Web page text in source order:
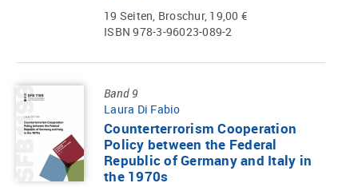
19 Seiten, Broschur, 19,00 €
ISBN 978-3-96023-089-2
Band 9
Laura Di Fabio
Counterterrorism Cooperation
Policy between the Federal
Republic of Germany and Italy in
the 1970s